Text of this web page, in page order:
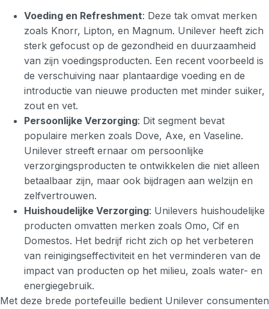
Voeding en Refreshment: Deze tak omvat merken
zoals Knorr, Lipton, en Magnum. Unilever heeft zich
sterk gefocust op de gezondheid en duurzaamheid
van zijn voedingsproducten. Een recent voorbeeld is
de verschuiving naar plantaardige voeding en de
introductie van nieuwe producten met minder suiker,
zout en vet.
Persoonlijke Verzorging: Dit segment bevat
populaire merken zoals Dove, Axe, en Vaseline.
Unilever streeft ernaar om persoonlijke
verzorgingsproducten te ontwikkelen die niet alleen
betaalbaar zijn, maar ook bijdragen aan welzijn en
zelfvertrouwen.
Huishoudelijke Verzorging: Unilevers huishoudelijke
producten omvatten merken zoals Omo, Cif en
Domestos. Het bedrijf richt zich op het verbeteren
van reinigingseffectiviteit en het verminderen van de
impact van producten op het milieu, zoals water- en
energiegebruik.
Met deze brede portefeuille bedient Unilever consumenten